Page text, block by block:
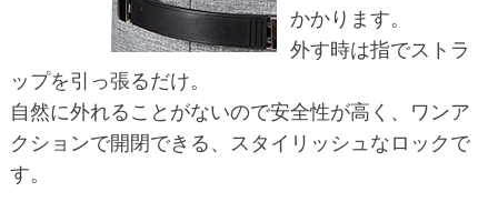
かかります。
外す時は指でストラ
ップを引っ張るだけ。
自然に外れることがないので安全性が高く、ワンア
クションで開閉できる、スタイリッシュなロックで
す。